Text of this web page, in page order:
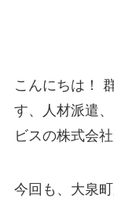
こんにちは！
す、人材派遣
ビスの株式会
今回も、大泉